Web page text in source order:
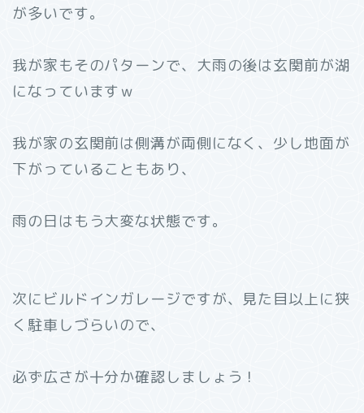
が多いです。
我が家もそのパターンで、大雨の後は玄関前が湖
になっていますｗ
我が家の玄関前は側溝が両側になく、少し地面が
下がっていることもあり、
雨の日はもう大変な状態です。
次にビルドインガレージですが、見た目以上に狭
く駐車しづらいので、
必ず広さが十分か確認しましょう！